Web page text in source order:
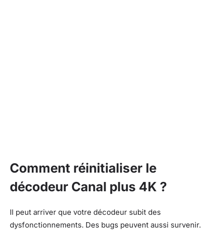
Comment réinitialiser le
décodeur Canal plus 4K ?
Il peut arriver que votre décodeur subit des
dysfonctionnements. Des bugs peuvent aussi survenir.